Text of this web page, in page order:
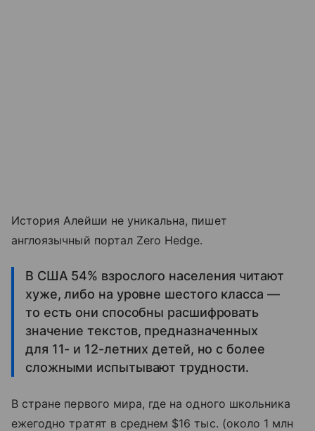
История Алейши не уникальна, пишет
англоязычный портал Zero Hedge.
В США 54% взрослого населения читают
хуже, либо на уровне шестого класса —
то есть они способны расшифровать
значение текстов, предназначенных
для 11- и 12-летних детей, но с более
сложными испытывают трудности.
В стране первого мира, где на одного школьника
ежегодно тратят в среднем $16 тыс. (около 1 млн